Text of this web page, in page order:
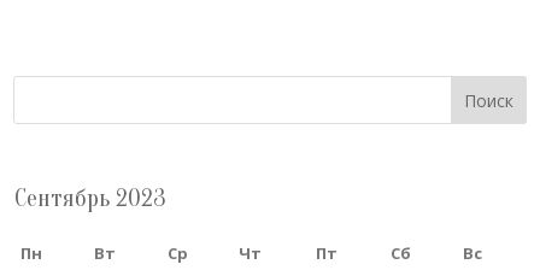
Поиск
Сентябрь 2023
Пн Вт Ср Чт Пт Сб Вс